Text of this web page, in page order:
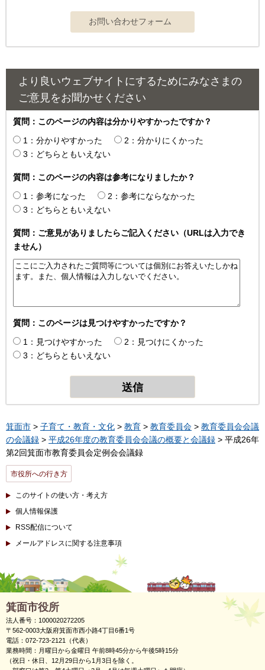
より良いウェブサイトにするためにみなさまの
ご意見をお聞かせください
質問：このページの内容は分かりやすかったですか？
1：分かりやすかった
2：分かりにくかった
3：どちらともいえない
質問：このページの内容は参考になりましたか？
1：参考になった
2：参考にならなかった
3：どちらともいえない
質問：ご意見がありましたらご記入ください（URLは入力でき
ません）
質問：このページは見つけやすかったですか？
1：見つけやすかった
2：見つけにくかった
3：どちらともいえない
箕面市 > 子育て・教育・文化 > 教育 > 教育委員会 > 教育委員会会議
の会議録 > 平成26年度の教育委員会会議の概要と会議録 > 平成26年
第2回箕面市教育委員会定例会会議録
市役所への行き方
このサイトの使い方・考え方
個人情報保護
RSS配信について
メールアドレスに関する注意事項
箕面市役所
法人番号：1000020272205
〒562-0003大阪府箕面市西小路4丁目6番1号
電話：072-723-2121（代表）
業務時間：月曜日から金曜日 午前8時45分から午後5時15分
（祝日・休日、12月29日から1月3日を除く。